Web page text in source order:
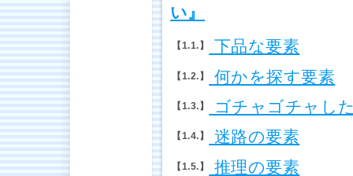
い』
1.1. 下品な要素
1.2. 何かを探す要素
1.3. ゴチャゴチャし
1.4. 迷路の要素
1.5. 推理の要素